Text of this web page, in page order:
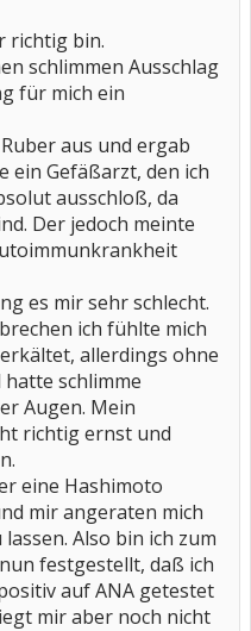
richtig bin.
schlimmen Ausschlag
für mich ein
aus und ergab
ein Gefäßarzt, den ich
ausschloß, da
Der jedoch meinte
es mir sehr schlecht.
ich fühlte mich
allerdings ohne
schlimme
Augen. Mein
richtig ernst und
eine Hashimoto
mir angeraten mich
Also bin ich zum
festgestellt, daß ich
auf ANA getestet
mir aber noch nicht